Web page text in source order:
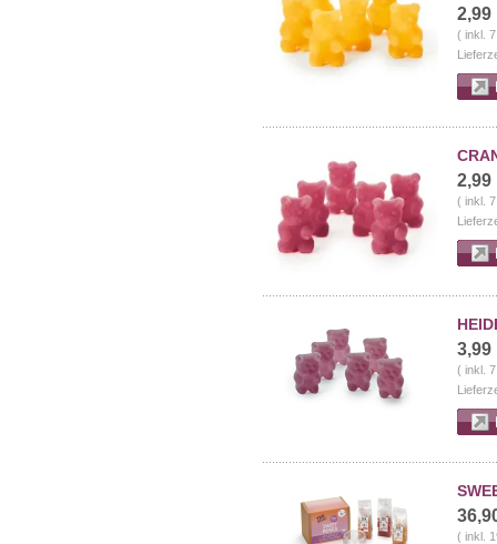
2,99
( inkl.
2,99
( inkl.
3,99
( inkl.
( inkl.